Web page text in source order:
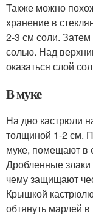
Также можно
хранение в
2-3 см соли.
солью. Над
оказаться слой
В муке
На дно кастрюли
толщиной 1-2 см.
муке, помещают в
Дробленные
чему защищают
Крышкой
обтянуть марлей в